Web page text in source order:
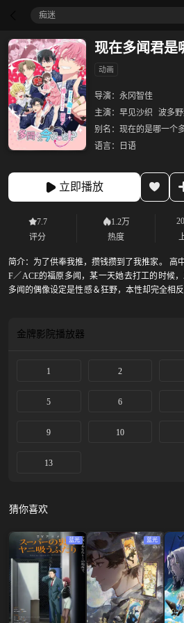
痴迷
现在多闻君是
动画
导演： 永冈智佳
主演： 早见沙织 波多
别名： 现在的是哪一个
语言：
日语
立即播放
7.7
评分
1.2万
热度
简介： 为了供奉我推，攒钱攒到了我推家。
F／ACE的福原多闻，某一天她去打工的时候
多闻的偶像设定是性感＆狂野，本性却完全相反
剧，开幕！
金牌影院播放器
1 2
5 6
9 10
13
猜你喜欢
蓝光 蓝光